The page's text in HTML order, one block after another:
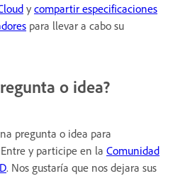
y compartir especificaciones
para llevar a cabo su
o idea?
pregunta o idea para
y participe en la Comunidad
. Nos gustaría que nos dejara sus